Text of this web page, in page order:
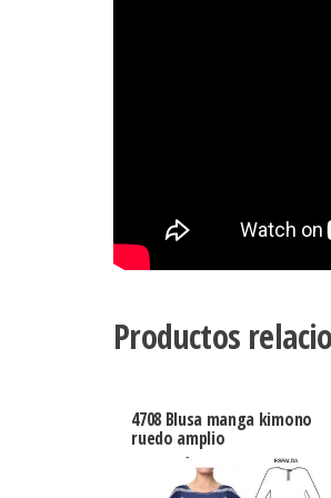
Productos
4708 Blusa manga kimono
ruedo amplio